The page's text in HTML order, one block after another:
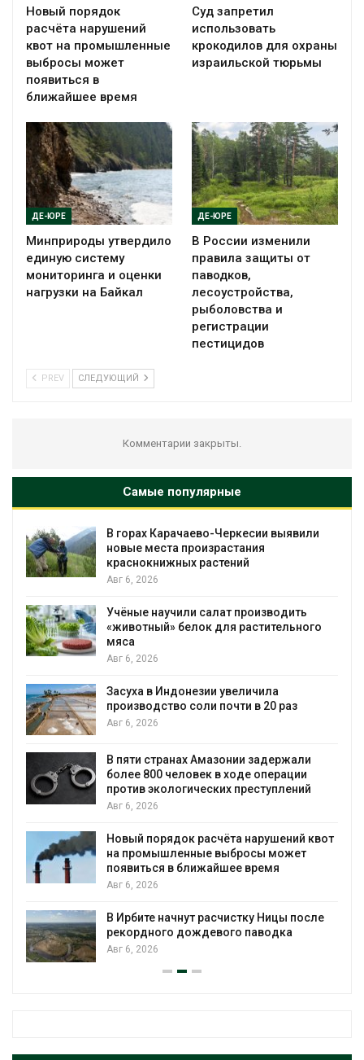
Новый порядок
расчёта нарушений
квот на промышленные
выбросы может
появиться в
ближайшее время
Суд запретил
использовать
крокодилов для охраны
израильской тюрьмы
ДЕ-ЮРЕ
Минприроды утвердило
единую систему
мониторинга и оценки
нагрузки на Байкал
ДЕ-ЮРЕ
В России изменили
правила защиты от
паводков,
лесоустройства,
рыболовства и
регистрации
пестицидов
PREV СЛЕДУЮЩИЙ
Комментарии закрыты.
Самые популярные
В горах Карачаево-Черкесии выявили
новые места произрастания
краснокнижных растений
Авг 6, 2026
Учёные научили салат производить
«животный» белок для растительного
мяса
Авг 6, 2026
Засуха в Индонезии увеличила
производство соли почти в 20 раз
Авг 6, 2026
В пяти странах Амазонии задержали
более 800 человек в ходе операции
против экологических преступлений
Авг 6, 2026
Новый порядок расчёта нарушений квот
на промышленные выбросы может
появиться в ближайшее время
Авг 6, 2026
В Ирбите начнут расчистку Ницы после
рекордного дождевого паводка
Авг 6, 2026